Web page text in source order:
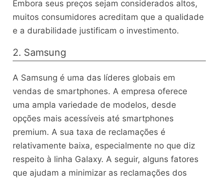
Embora seus preços sejam considerados altos,
muitos consumidores acreditam que a qualidade
e a durabilidade justificam o investimento.
2. Samsung
A Samsung é uma das líderes globais em
vendas de smartphones. A empresa oferece
uma ampla variedade de modelos, desde
opções mais acessíveis até smartphones
premium. A sua taxa de reclamações é
relativamente baixa, especialmente no que diz
respeito à linha Galaxy. A seguir, alguns fatores
que ajudam a minimizar as reclamações dos